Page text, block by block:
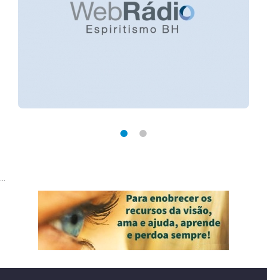
...